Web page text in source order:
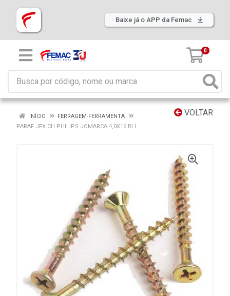
Baixe já o APP da Femac
0
VOLTAR
INÍCIO
FERRAGEM-FERRAMENTA
PARAF JFX CH PHILIPS JOMARCA 4,0X16 BI I